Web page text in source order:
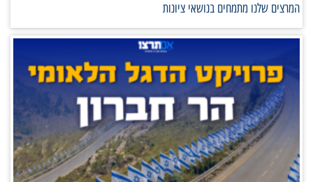
המרצים שלנו מתמחים בנושאי ציונות